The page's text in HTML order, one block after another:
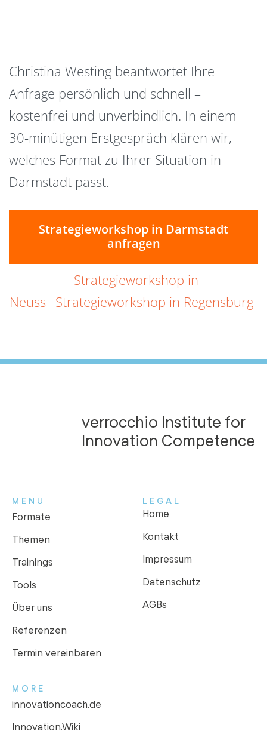
Christina Westing beantwortet Ihre
Anfrage persönlich und schnell –
kostenfrei und unverbindlich. In einem
30-minütigen Erstgespräch klären wir,
welches Format zu Ihrer Situation in
Darmstadt passt.
Strategieworkshop in Darmstadt
anfragen
Strategieworkshop in
Neuss Strategieworkshop in Regensburg
verrocchio Institute for
Innovation Competence
MENU
Formate
Themen
Trainings
Tools
Über uns
Referenzen
Termin vereinbaren
LEGAL
Home
Kontakt
Impressum
Datenschutz
AGBs
MORE
innovationcoach.de
Innovation.Wiki